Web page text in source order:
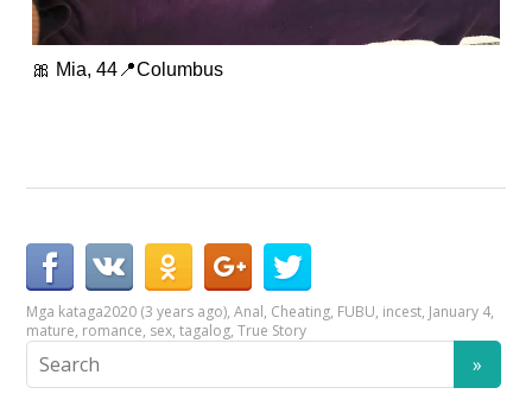
🎀 Mia, 44📍Columbus
Mga kataga2020 (3 years ago),Anal, Cheating, FUBU, incest, January 4,
mature, romance, sex,tagalog,True Story